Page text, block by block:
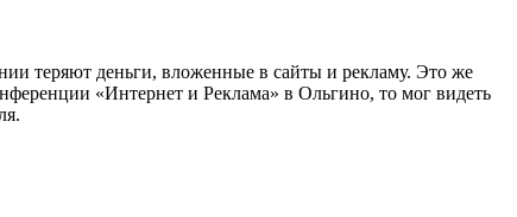
теряют деньги, вложенные в сайты и рекламу. Это же
«Интернет и Реклама» в Ольгино, то мог видеть